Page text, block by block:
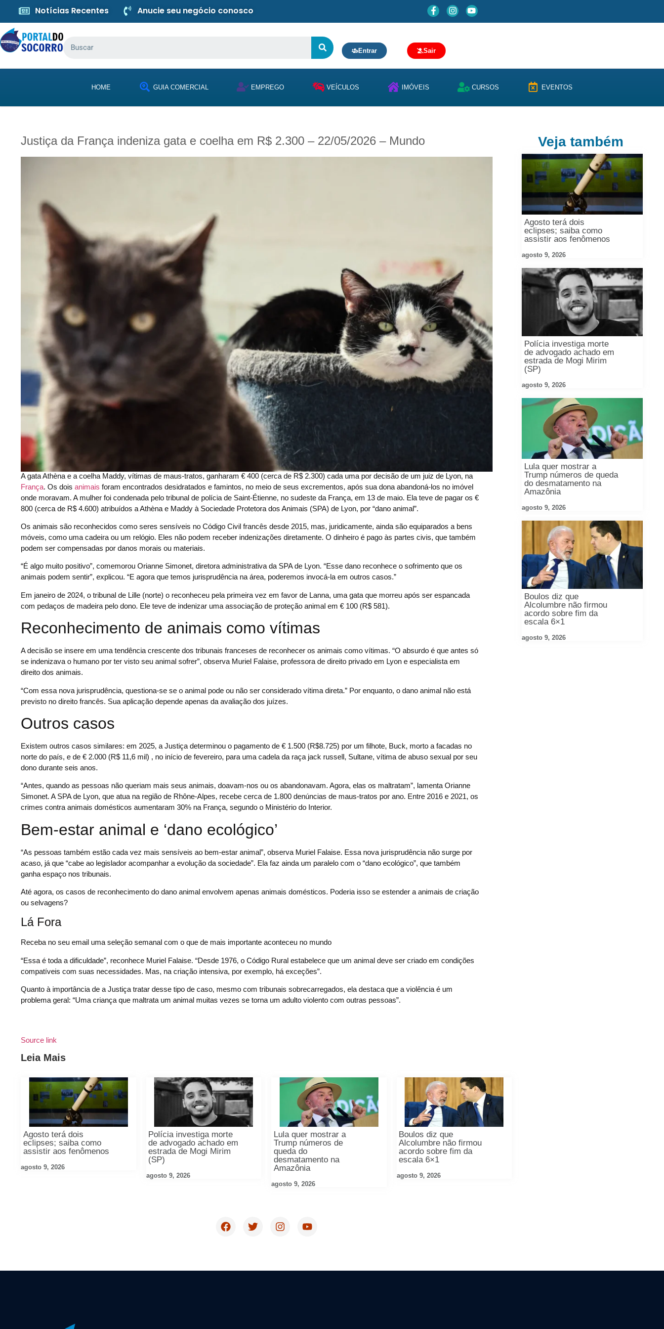
Notícias Recentes Anucie seu negócio conosco
Entrar Sair
HOME GUIA COMERCIAL EMPREGO VEÍCULOS IMÓVEIS CURSOS EVENTOS
Justiça da França indeniza gata e coelha em R$ 2.300 – 22/05/2026 – Mundo
A gata Athèna e a coelha Maddy, vítimas de maus-tratos, ganharam € 400 (cerca de R$ 2.300) cada uma por decisão de um juiz de Lyon, na
França. Os dois animais foram encontrados desidratados e famintos, no meio de seus excrementos, após sua dona abandoná-los no imóvel
onde moravam. A mulher foi condenada pelo tribunal de polícia de Saint-Étienne, no sudeste da França, em 13 de maio. Ela teve de pagar os €
800 (cerca de R$ 4.600) atribuídos a Athèna e Maddy à Sociedade Protetora dos Animais (SPA) de Lyon, por “dano animal”.
Os animais são reconhecidos como seres sensíveis no Código Civil francês desde 2015, mas, juridicamente, ainda são equiparados a bens
móveis, como uma cadeira ou um relógio. Eles não podem receber indenizações diretamente. O dinheiro é pago às partes civis, que também
podem ser compensadas por danos morais ou materiais.
“É algo muito positivo”, comemorou Orianne Simonet, diretora administrativa da SPA de Lyon. “Esse dano reconhece o sofrimento que os
animais podem sentir”, explicou. “E agora que temos jurisprudência na área, poderemos invocá-la em outros casos.”
Em janeiro de 2024, o tribunal de Lille (norte) o reconheceu pela primeira vez em favor de Lanna, uma gata que morreu após ser espancada
com pedaços de madeira pelo dono. Ele teve de indenizar uma associação de proteção animal em € 100 (R$ 581).
Reconhecimento de animais como vítimas
A decisão se insere em uma tendência crescente dos tribunais franceses de reconhecer os animais como vítimas. “O absurdo é que antes só
se indenizava o humano por ter visto seu animal sofrer”, observa Muriel Falaise, professora de direito privado em Lyon e especialista em
direito dos animais.
“Com essa nova jurisprudência, questiona-se se o animal pode ou não ser considerado vítima direta.” Por enquanto, o dano animal não está
previsto no direito francês. Sua aplicação depende apenas da avaliação dos juízes.
Outros casos
Existem outros casos similares: em 2025, a Justiça determinou o pagamento de € 1.500 (R$8.725) por um filhote, Buck, morto a facadas no
norte do país, e de € 2.000 (R$ 11,6 mil) , no início de fevereiro, para uma cadela da raça jack russell, Sultane, vítima de abuso sexual por seu
dono durante seis anos.
“Antes, quando as pessoas não queriam mais seus animais, doavam-nos ou os abandonavam. Agora, elas os maltratam”, lamenta Orianne
Simonet. A SPA de Lyon, que atua na região de Rhône-Alpes, recebe cerca de 1.800 denúncias de maus-tratos por ano. Entre 2016 e 2021, os
crimes contra animais domésticos aumentaram 30% na França, segundo o Ministério do Interior.
Bem-estar animal e ‘dano ecológico’
“As pessoas também estão cada vez mais sensíveis ao bem-estar animal”, observa Muriel Falaise. Essa nova jurisprudência não surge por
acaso, já que “cabe ao legislador acompanhar a evolução da sociedade”. Ela faz ainda um paralelo com o “dano ecológico”, que também
ganha espaço nos tribunais.
Até agora, os casos de reconhecimento do dano animal envolvem apenas animais domésticos. Poderia isso se estender a animais de criação
ou selvagens?
Lá Fora
Receba no seu email uma seleção semanal com o que de mais importante aconteceu no mundo
“Essa é toda a dificuldade”, reconhece Muriel Falaise. “Desde 1976, o Código Rural estabelece que um animal deve ser criado em condições
compatíveis com suas necessidades. Mas, na criação intensiva, por exemplo, há exceções”.
Quanto à importância de a Justiça tratar desse tipo de caso, mesmo com tribunais sobrecarregados, ela destaca que a violência é um
problema geral: “Uma criança que maltrata um animal muitas vezes se torna um adulto violento com outras pessoas”.
Source link
Leia Mais
Agosto terá dois
eclipses; saiba como
assistir aos fenômenos
agosto 9, 2026
Polícia investiga morte
de advogado achado em
estrada de Mogi Mirim
(SP)
agosto 9, 2026
Lula quer mostrar a
Trump números de
queda do
desmatamento na
Amazônia
agosto 9, 2026
Boulos diz que
Alcolumbre não firmou
acordo sobre fim da
escala 6×1
agosto 9, 2026
Veja também
Agosto terá dois
eclipses; saiba como
assistir aos fenômenos
agosto 9, 2026
Polícia investiga morte
de advogado achado em
estrada de Mogi Mirim
(SP)
agosto 9, 2026
Lula quer mostrar a
Trump números de queda
do desmatamento na
Amazônia
agosto 9, 2026
Boulos diz que
Alcolumbre não firmou
acordo sobre fim da
escala 6×1
agosto 9, 2026